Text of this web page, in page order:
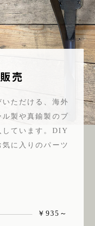
売
ただける、海外
製や真鍮製のブ
ています。DIY
に入りのパーツ
￥935～